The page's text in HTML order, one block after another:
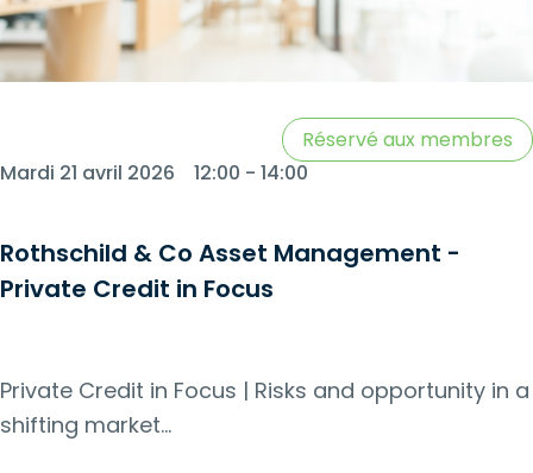
Mardi 21 avril 2026 12:00 - 14:00
Réservé aux membres
Rothschild & Co Asset Management -
Private Credit in Focus
Private Credit in Focus | Risks and opportunity in a
shifting market